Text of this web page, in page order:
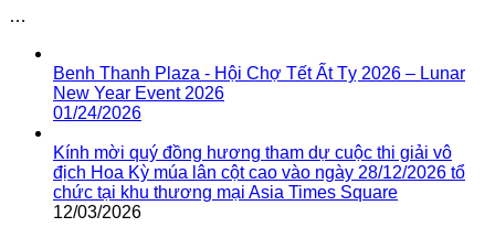
…
Benh Thanh Plaza - Hội Chợ Tết Ất Tỵ 2026 – Lunar
New Year Event 2026
01/24/2026
Kính mời quý đồng hương tham dự cuộc thi giải vô
địch Hoa Kỳ múa lân cột cao vào ngày 28/12/2026 tổ
chức tại khu thương mại Asia Times Square
12/03/2026